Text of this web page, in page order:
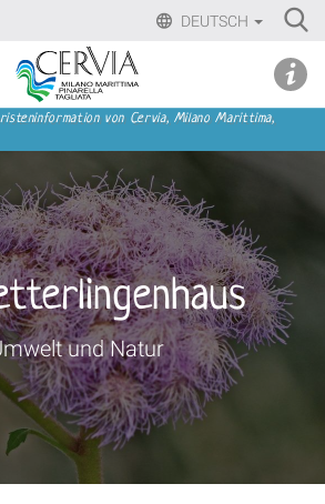
DEUTSCH
Sito
turistico
ufficiale
Milano
Marittima,
Pinarella,
Tagliata
von Cervia, Milano Marittima,
und Natur